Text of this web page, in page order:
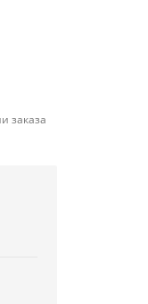
заказа